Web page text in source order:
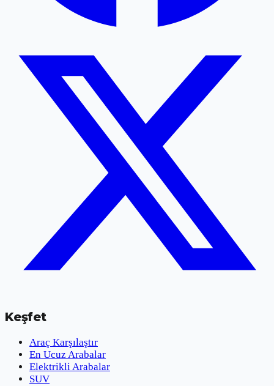
Keşfet
Araç Karşılaştır
En Ucuz Arabalar
Elektrikli Arabalar
SUV